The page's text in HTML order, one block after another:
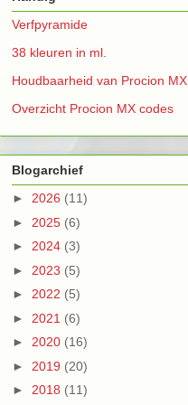
Verfpyramide
38 kleuren in ml.
Houdbaarheid van Procion MX
Overzicht Procion MX codes
Blogarchief
► 2026 (11)
► 2025 (6)
► 2024 (3)
► 2023 (5)
► 2022 (5)
► 2021 (6)
► 2020 (16)
► 2019 (20)
► 2018 (11)